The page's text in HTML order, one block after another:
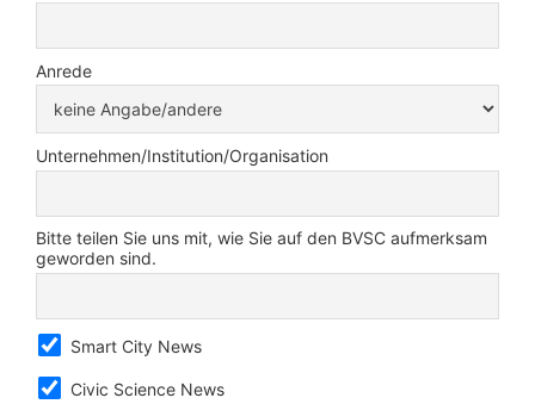
Anrede
Unternehmen/Institution/Organisation
Bitte teilen Sie uns mit, wie Sie auf den BVSC aufmerksam
geworden sind.
Smart City News
Civic Science News